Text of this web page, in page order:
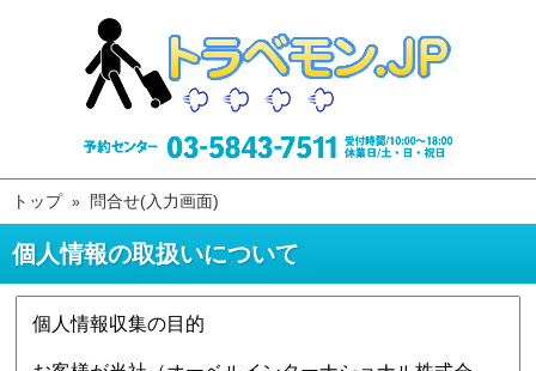
トップ 問合せ(入力画面)
個人情報の取扱いについて